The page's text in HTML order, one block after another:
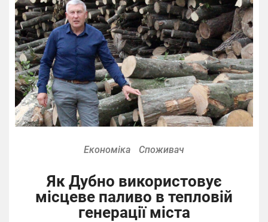
Економіка Споживач
Як Дубно використовує
місцеве паливо в тепловій
генерації міста